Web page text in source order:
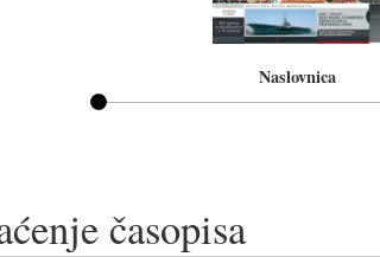
Naslovnica
časopisa